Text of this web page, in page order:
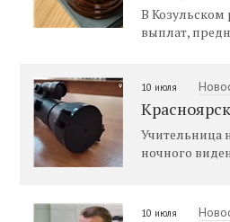
В Козульском
выплат,
10 июля
Учительница
ночного
10 июля